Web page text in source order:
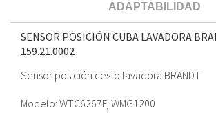
ADAPTABILIDAD
SENSOR POSICIÓN CUBA LAVADORA
159.21.0002
Sensor posición cesto lavadora BRANDT
Modelo: WTC6267F, WMG1200